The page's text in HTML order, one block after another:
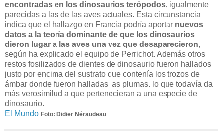
encontradas en los dinosaurios terópodos, igualmente
parecidas a las de las aves actuales. Esta circunstancia
indica que el hallazgo en Francia podría aportar nuevos
datos a la teoría dominante de que los dinosaurios
dieron lugar a las aves una vez que desaparecieron,
según ha explicado el equipo de Perrichot. Además otros
restos fosilizados de dientes de dinosaurio fueron hallados
justo por encima del sustrato que contenía los trozos de
ámbar donde fueron halladas las plumas, lo que todavía da
más verosimilud a que pertenecieran a una especie de
dinosaurio.
El Mundo Foto: Didier Néraudeau